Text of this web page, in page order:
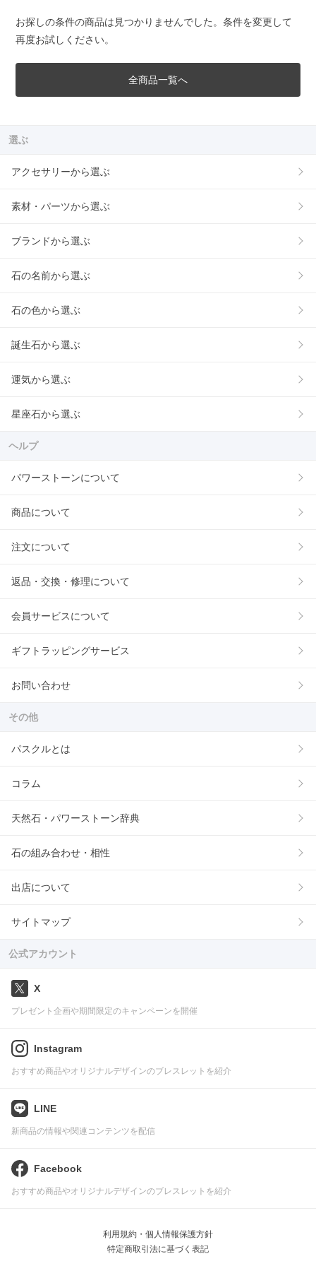
お探しの条件の商品は見つかりませんでした。条件を変更して
再度お試しください。
全商品一覧へ
選ぶ
アクセサリーから選ぶ
素材・パーツから選ぶ
ブランドから選ぶ
石の名前から選ぶ
石の色から選ぶ
誕生石から選ぶ
運気から選ぶ
星座石から選ぶ
ヘルプ
パワーストーンについて
商品について
注文について
返品・交換・修理について
会員サービスについて
ギフトラッピングサービス
お問い合わせ
その他
パスクルとは
コラム
天然石・パワーストーン辞典
石の組み合わせ・相性
出店について
サイトマップ
公式アカウント
X
プレゼント企画や期間限定のキャンペーンを開催
Instagram
おすすめ商品やオリジナルデザインのブレスレットを紹介
LINE
新商品の情報や関連コンテンツを配信
Facebook
おすすめ商品やオリジナルデザインのブレスレットを紹介
利用規約・個人情報保護方針
特定商取引法に基づく表記